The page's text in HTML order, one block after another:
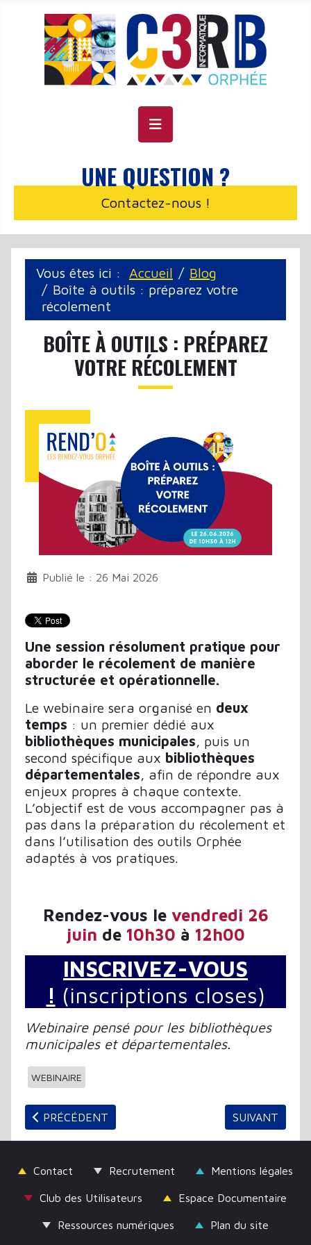
UNE QUESTION ?
Contactez-nous !
Vous êtes ici : Accueil
Blog
Boîte à outils : préparez votre
récolement
BOÎTE À OUTILS : PRÉPAREZ
VOTRE RÉCOLEMENT
Publié le : 26 Mai 2026
Une session résolument pratique pour
aborder le récolement de manière
structurée et opérationnelle.
Le webinaire sera organisé en deux
temps : un premier dédié aux
bibliothèques municipales, puis un
second spécifique aux bibliothèques
départementales, afin de répondre aux
enjeux propres à chaque contexte.
L’objectif est de vous accompagner pas à
pas dans la préparation du récolement et
dans l’utilisation des outils Orphée
adaptés à vos pratiques.
Rendez-vous le vendredi 26
juin de 10h30 à 12h00
INSCRIVEZ-VOUS
! (inscriptions closes)
Webinaire pensé pour les bibliothèques
municipales et départementales.
WEBINAIRE
ARTICLE PRÉCÉDENT : EXPLOREZ LE STREET ART
PRÉCÉDENT ARTICLE
SUIVANT
Contact Recrutement Mentions légales
Club des Utilisateurs Espace Documentaire
Ressources numériques Plan du site